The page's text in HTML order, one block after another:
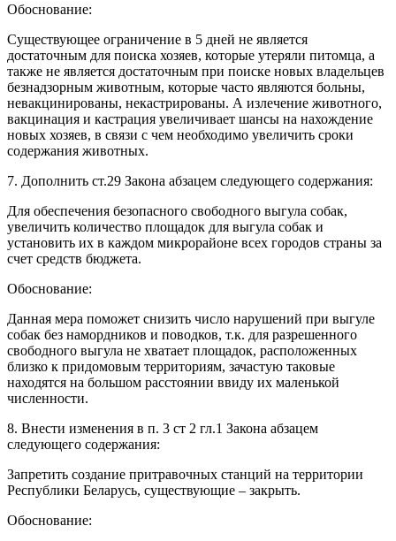
Обоснование:
Существующее ограничение в 5 дней не является
достаточным для поиска хозяев, которые утеряли питомца, а
также не является достаточным при поиске новых владельцев
безнадзорным животным, которые часто являются больны,
невакцинированы, некастрированы. А излечение животного,
вакцинация и кастрация увеличивает шансы на нахождение
новых хозяев, в связи с чем необходимо увеличить сроки
содержания животных.
7. Дополнить ст.29 Закона абзацем следующего содержания:
Для обеспечения безопасного свободного выгула собак,
увеличить количество площадок для выгула собак и
установить их в каждом микрорайоне всех городов страны за
счет средств бюджета.
Обоснование:
Данная мера поможет снизить число нарушений при выгуле
собак без намордников и поводков, т.к. для разрешенного
свободного выгула не хватает площадок, расположенных
близко к придомовым территориям, зачастую таковые
находятся на большом расстоянии ввиду их маленькой
численности.
8. Внести изменения в п. 3 ст 2 гл.1 Закона абзацем
следующего содержания:
Запретить создание притравочных станций на территории
Республики Беларусь, существующие – закрыть.
Обоснование: